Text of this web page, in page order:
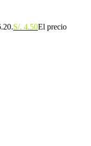
S/. 4.50El precio